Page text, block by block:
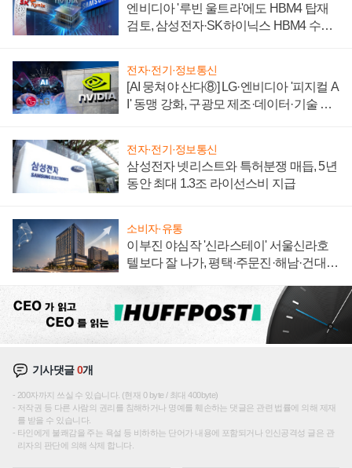
엔비디아 '루빈 울트라'에도 HBM4 탑재
검토, 삼성전자·SK하이닉스 HBM4 수율
전자·전기·정보통신
[AI 뭉쳐야 산다⑧] LG·엔비디아 '피지컬 A
I' 동맹 강화, 구광모 제조·데이터·기술 결
전자·전기·정보통신
삼성전자 넷리스트와 특허분쟁 매듭, 5년
동안 최대 1.3조 라이선스비 지급
소비자·유통
이부진 야심작 '신라스테이' 서울신라호
텔보다 잘 나가, 평택·주문진·해남·건대로
기사댓글0개
200자까지 쓰실 수 있습니다. (현재 0 byte / 최대 400byte)
저작권 등 다른 사람의 권리를 침해하거나 명예를 훼손하는 댓글은 관련 법률에 의해 제재
를 받을 수 있습니다.
타인에게 불쾌감을 주는 욕설 등 비하하는 단어가 내용에 포함되거나 인신공격성 글은 관
리자의 판단에 의해 삭제 합니다.